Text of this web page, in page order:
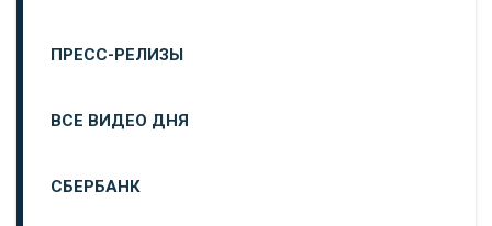
ПРЕСС-РЕЛИЗЫ
ВСЕ ВИДЕО ДНЯ
СБЕРБАНК